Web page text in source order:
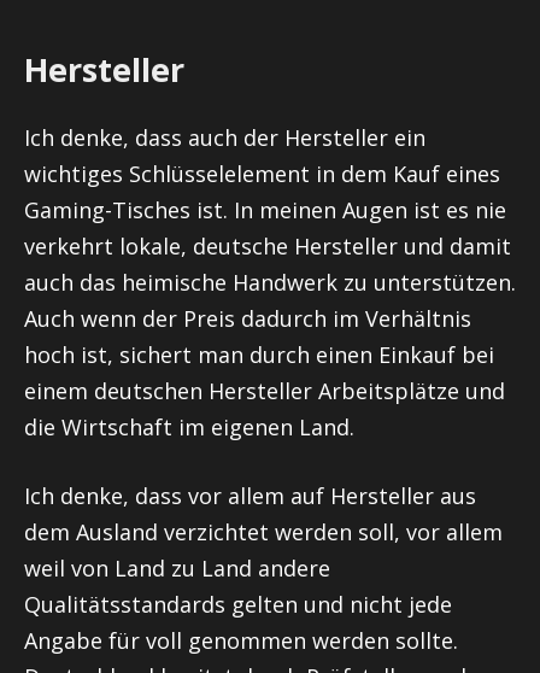
Hersteller
Ich denke, dass auch der Hersteller ein
wichtiges Schlüsselelement in dem Kauf eines
Gaming-Tisches ist. In meinen Augen ist es nie
verkehrt lokale, deutsche Hersteller und damit
auch das heimische Handwerk zu unterstützen.
Auch wenn der Preis dadurch im Verhältnis
hoch ist, sichert man durch einen Einkauf bei
einem deutschen Hersteller Arbeitsplätze und
die Wirtschaft im eigenen Land.
Ich denke, dass vor allem auf Hersteller aus
dem Ausland verzichtet werden soll, vor allem
weil von Land zu Land andere
Qualitätsstandards gelten und nicht jede
Angabe für voll genommen werden sollte.